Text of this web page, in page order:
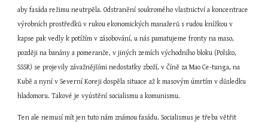
aby fasáda režimu neutrpěla. Odstranění soukromého vlastnictví a koncentrace
výrobních prostředků v rukou ekonomických manažerů s rudou knížkou v
kapse pak vedly k potížím v zásobování, u nás pamatujeme fronty na maso,
později na banány a pomeranče, v jiných zemích východního bloku (Polsko,
SSSR) se projevily závažnějšími nedostatky zboží, v Číně za Mao Ce-tunga, na
Kubě a nyní v Severní Koreji dospěla situace až k masovým úmrtím v důsledku
hladomoru. Takové je vyústění socialismu a komunismu.
Ten ale nemusí mít jen tuto nám známou fasádu. Socialismus je třeba větřit